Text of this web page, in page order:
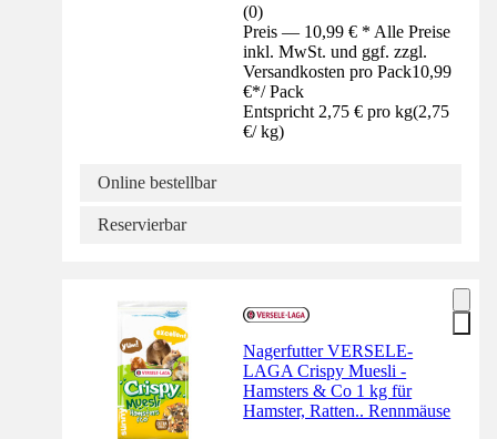
(0)
Preis — 10,99 € * Alle Preise
inkl. MwSt. und ggf. zzgl.
Versandkosten pro Pack10,99
€*/ Pack
Entspricht 2,75 € pro kg(2,75
€/ kg)
Online bestellbar
Reservierbar
Nagerfutter VERSELE-
LAGA Crispy Muesli -
Hamsters & Co 1 kg für
Hamster, Ratten.. Rennmäuse